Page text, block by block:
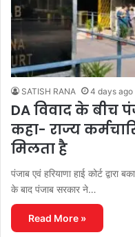
SATISH RANA 4 days ago
DA विवाद के बीच
कहा- राज्य
मिलता है
पंजाब एवं हरियाणा हाई कोर्ट द्वारा
के बाद पंजाब सरकार ने…
Read More »